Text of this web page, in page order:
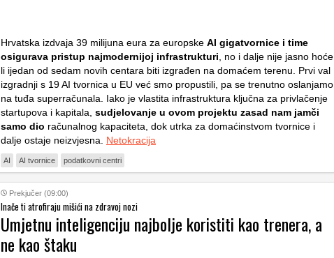
Hrvatska izdvaja 39 milijuna eura za europske AI gigatvornice i time
osigurava pristup najmodernijoj infrastrukturi, no i dalje nije jasno hoće
li ijedan od sedam novih centara biti izgrađen na domaćem terenu. Prvi val
izgradnji s 19 AI tvornica u EU već smo propustili, pa se trenutno oslanjamo
na tuđa superračunala. Iako je vlastita infrastruktura ključna za privlačenje
startupova i kapitala, sudjelovanje u ovom projektu zasad nam jamči
samo dio računalnog kapaciteta, dok utrka za domaćinstvom tvornice i
dalje ostaje neizvjesna. Netokracija
AI AI tvornice podatkovni centri
Prekjučer (09:00)
Inače ti atrofiraju mišići na zdravoj nozi
Umjetnu inteligenciju najbolje koristiti kao trenera, a
ne kao štaku